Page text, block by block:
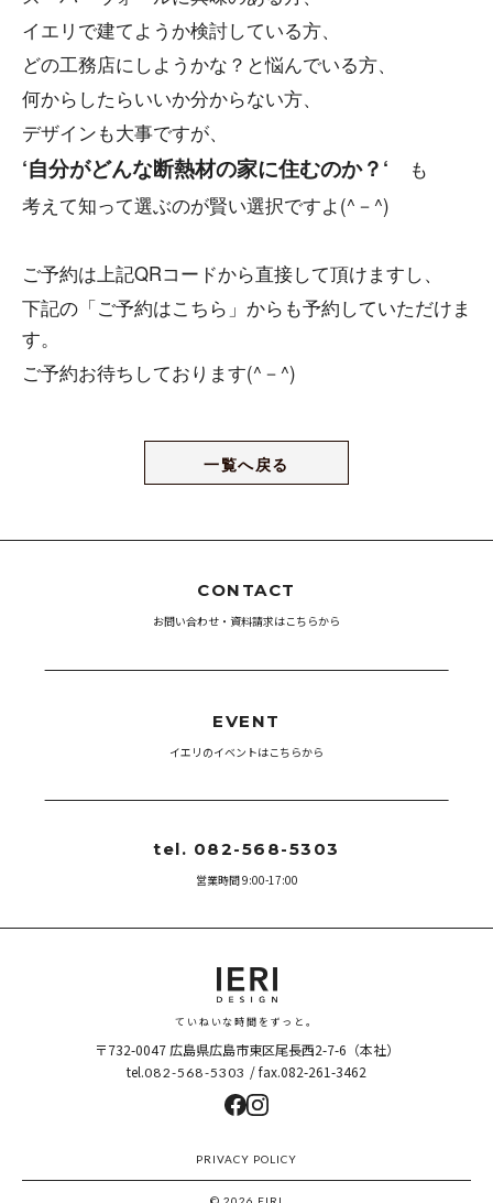
イエリで建てようか検討している方、
どの工務店にしようかな？と悩んでいる方、
何からしたらいいか分からない方、
デザインも大事ですが、
‘自分がどんな断熱材の家に住むのか？‘
も
考えて知って選ぶのが賢い選択ですよ(^－^)
ご予約は上記QRコードから直接して頂けますし、
下記の「ご予約はこちら」からも予約していただけま
す。
ご予約お待ちしております(^－^)
一覧へ戻る
CONTACT
お問い合わせ・資料請求はこちらから
EVENT
イエリのイベントはこちらから
tel. 082-568-5303
営業時間 9:00-17:00
ていねいな時間をずっと。
〒732-0047広島県広島市東区尾長西2-7-6（本社）
tel.082-568-5303 / fax.082-261-3462
PRIVACY POLICY